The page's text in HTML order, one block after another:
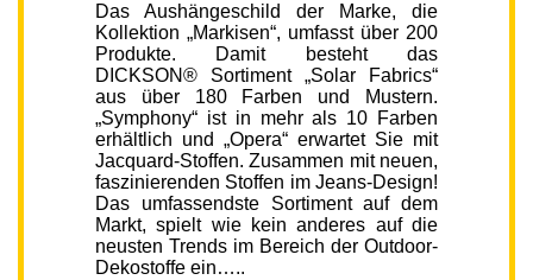
Das Aushängeschild der Marke, die
Kollektion „Markisen“, umfasst über 200
Produkte. Damit besteht das
DICKSON® Sortiment „Solar Fabrics“
aus über 180 Farben und Mustern.
„Symphony“ ist in mehr als 10 Farben
erhältlich und „Opera“ erwartet Sie mit
Jacquard-Stoffen. Zusammen mit neuen,
faszinierenden Stoffen im Jeans-Design!
Das umfassendste Sortiment auf dem
Markt, spielt wie kein anderes auf die
neusten Trends im Bereich der Outdoor-
Dekostoffe ein…..